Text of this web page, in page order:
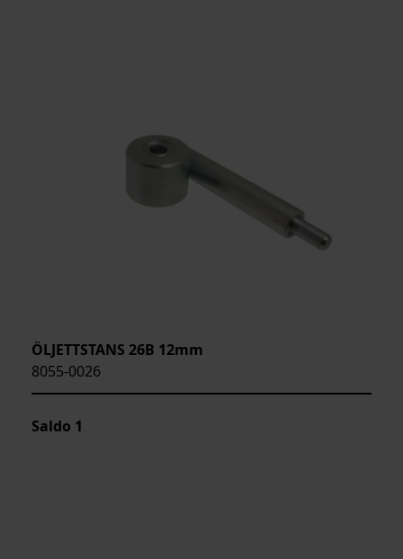
ÖLJETTSTANS 26B 12mm
8055-0026
Saldo 1